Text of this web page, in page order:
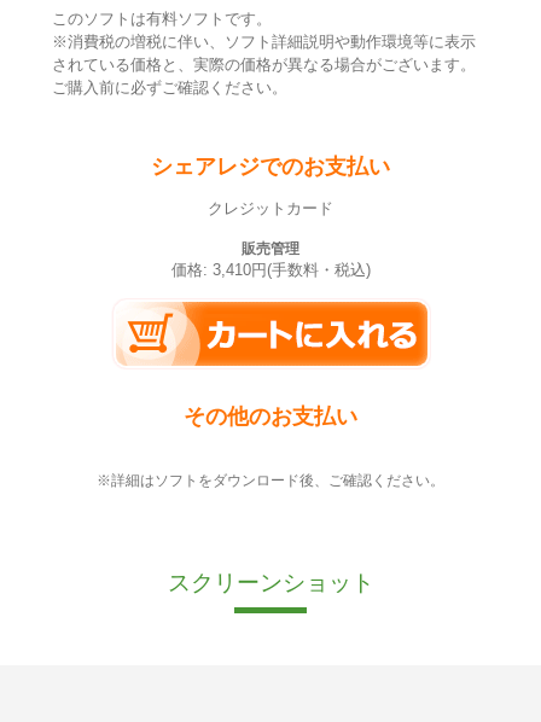
このソフトは有料ソフトです。
※消費税の増税に伴い、ソフト詳細説明や動作環境等に表示
されている価格と、実際の価格が異なる場合がございます。
ご購入前に必ずご確認ください。
シェアレジでのお支払い
クレジットカード
販売管理
価格: 3,410円(手数料・税込)
その他のお支払い
※詳細はソフトをダウンロード後、ご確認ください。
スクリーンショット